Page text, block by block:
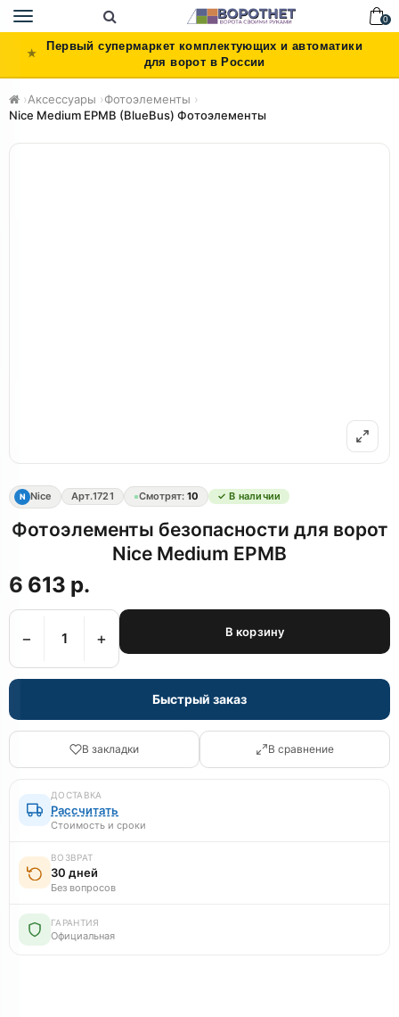
Toggle
navigation
0
Первый супермаркет комплектующих и автоматики
для ворот в России
›Аксессуары ›Фотоэлементы ›
Nice Medium EPMB (BlueBus) Фотоэлементы
N Nice Арт.1721 Смотрят: 10 ✓ В наличии
Фотоэлементы безопасности для ворот
Nice Medium EPMВ
6 613 р.
− + В корзину
Быстрый заказ
В закладки В сравнение
ДОСТАВКА
Рассчитать
Стоимость и сроки
ВОЗВРАТ
30 дней
Без вопросов
ГАРАНТИЯ
Официальная